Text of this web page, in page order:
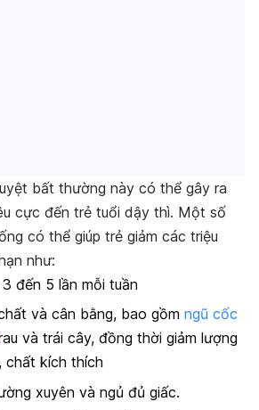
bất thường này có thể gây ra
cực đến trẻ tuổi dậy thì. Một số
có thể giúp trẻ giảm các triệu
như:
đến 5 lần mỗi tuần
và cân bằng, bao gồm ngũ cốc
và trái cây, đồng thời giảm lượng
chất kích thích
xuyên và ngủ đủ giấc.